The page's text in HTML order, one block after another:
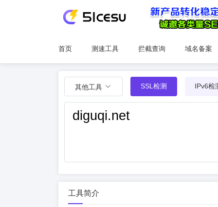
首页 测速工具 拦截查询 域名备案
其他工具 SSL检测 IPv6检
工具简介